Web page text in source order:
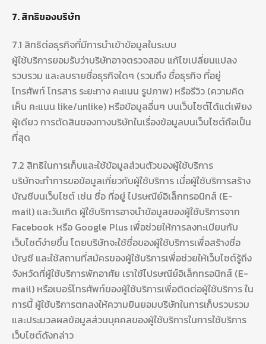
7. สิทธิของบริษัท
7.1 สิทธิต่อธุรกิจที่มีการนำเข้าข้อมูลในระบบ
ผู้ใช้บริการยอมรับว่าบริษัทอาจตรวจสอบ แก้ไขเปลี่ยนแปลง
รวบรวม และลบรายชื่อธุรกิจใดๆ (รวมถึง ชื่อธุรกิจ ที่อยู่
โทรศัพท์ โทรสาร ระยะทาง คะแนน รูปภาพ) หรือรีวิว (ความคิด
เห็น คะแนน like/unlike) หรือข้อมูลอื่นๆ บนเว็บไซต์ได้แต่เพียง
ผู้เดียว การตัดสินของทางบริษัทในเรื่องข้อมูลบนเว็บไซต์ถือเป็น
ที่สุด
7.2 สิทธิในการเก็บและใช้ข้อมูลส่วนตัวของผู้ใช้บริการ
บริษัทจะทำการขอข้อมูลเกี่ยวกับผู้ใช้บริการ เมื่อผู้ใช้บริการสร้าง
บัญชีบนเว็บไซต์ เช่น ชื่อ ที่อยู่ ไปรษณีย์อิเล็กทรอนิกส์ (E-
mail) และวันเกิด ผู้ใช้บริการอาจนำข้อมูลของผู้ใช้บริการจาก
Facebook หรือ Google Plus เพื่อช่วยให้การลงทะเบียนกับ
เว็บไซต์ง่ายขึ้น โดยบริษัทจะใช้ชื่อของผู้ใช้บริการเพื่อสร้างชื่อ
บัญชี และใช้สถานที่สมัครของผู้ใช้บริการเพื่อช่วยให้เว็บไซต์รู้ถึง
จังหวัดที่ผู้ใช้บริการพักอาศัย เราใช้ไปรษณีย์อิเล็กทรอนิกส์ (E-
mail) หรือเบอร์โทรศัพท์ของผู้ใช้บริการเพื่อติดต่อผู้ใช้บริการ ใน
การนี้ ผู้ใช้บริการตกลงให้ความยินยอมบริษัทในการเก็บรวบรวม
และประมวลผลข้อมูลส่วนบุคคลของผู้ใช้บริการในการใช้บริการ
เว็บไซต์ดังกล่าว